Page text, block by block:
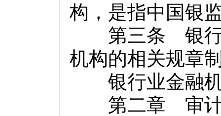
构，是指中国银
第三条 银行业
机构的相关规章
银行业金融机
第二章 审计